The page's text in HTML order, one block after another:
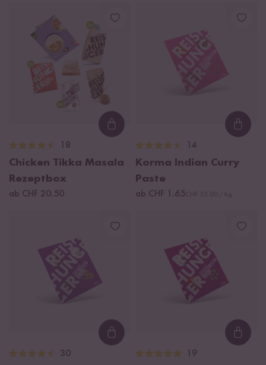
Loading...
18
Chicken Tikka Masala
Rezeptbox
ab CHF 20.50
14
Korma Indian Curry
Paste
ab CHF 1.65
Loading...
30 19